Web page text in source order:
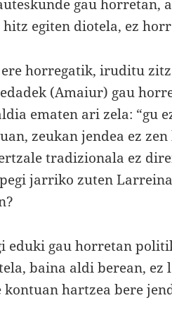
gau horretan,
egiten diotela, ez
horregatik, iruditu
(Amaiur) gau
ematen ari zela: “gu
zeukan jendea ez
tradizionala ez
jarriko zuten
eduki gau horretan
baina aldi berean, ez
hartzea bere